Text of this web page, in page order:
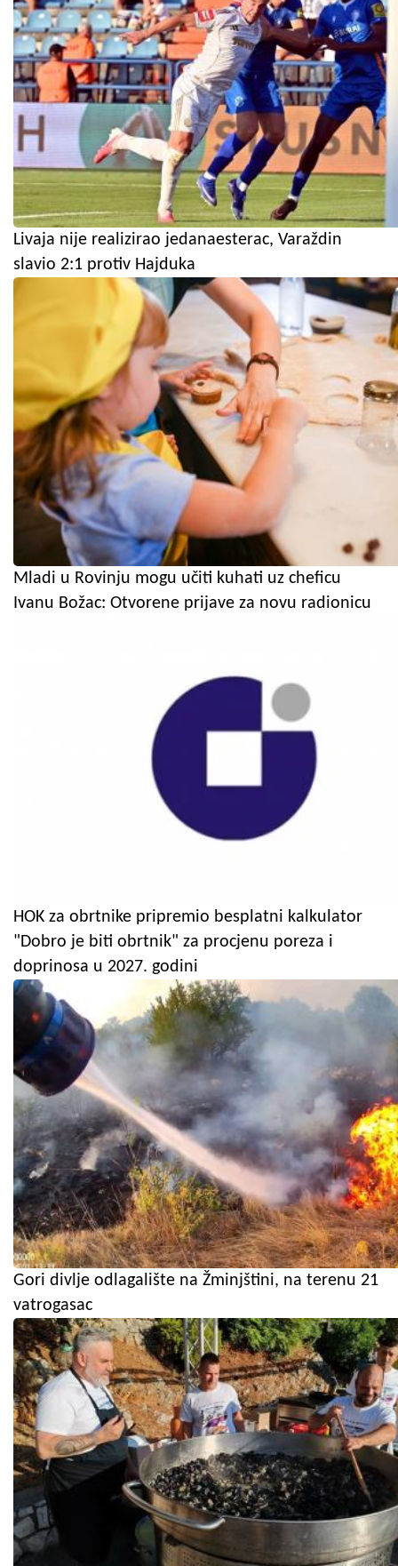
Livaja nije realizirao jedanaesterac, Varaždin
slavio 2:1 protiv Hajduka
Mladi u Rovinju mogu učiti kuhati uz cheficu
Ivanu Božac: Otvorene prijave za novu radionicu
HOK za obrtnike pripremio besplatni kalkulator
"Dobro je biti obrtnik" za procjenu poreza i
doprinosa u 2027. godini
Gori divlje odlagalište na Žminjštini, na terenu 21
vatrogasac